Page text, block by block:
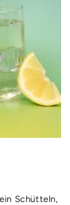
Schütteln,